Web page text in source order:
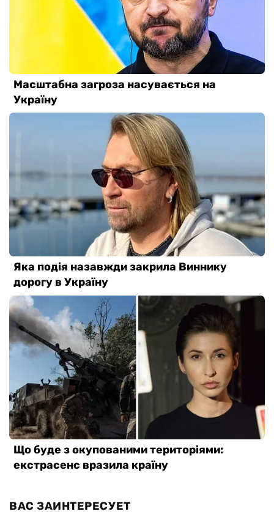
ВАС ЗАИНТЕРЕСУЕТ